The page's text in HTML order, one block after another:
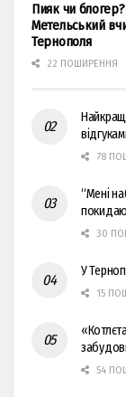
Пияк чи
Метельський
Тернополя
22 ПОШИРЕННЯ
78
“Мені
30
У
15
54